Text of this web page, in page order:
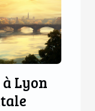
Lyon